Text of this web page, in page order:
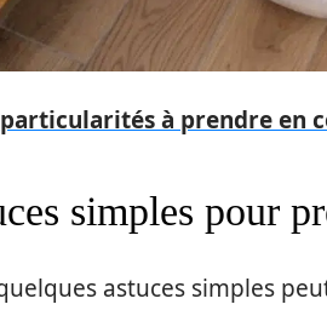
à prendre en
simples pour
astuces simples